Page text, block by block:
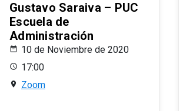
Gustavo Saraiva – PUC
Escuela de
Administración
10 de Noviembre de 2020
17:00
Zoom